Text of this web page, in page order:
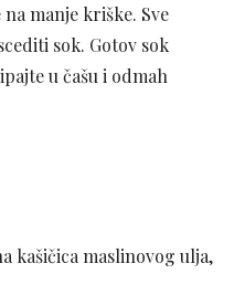
manje kriške. Sve
sok. Gotov sok
u čašu i odmah
kašičica maslinovog ulja,